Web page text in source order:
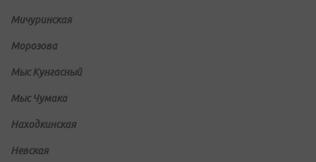
Мичуринская
Морозова
Мыс Кунгасный
Мыс Чумака
Находкинская
Невская